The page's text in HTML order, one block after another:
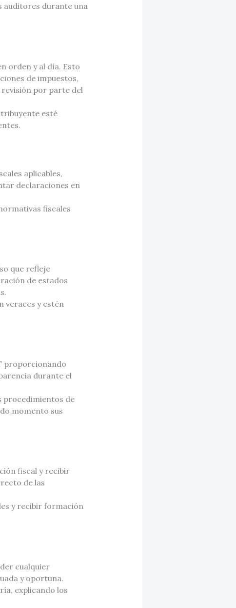
auditores durante una
orden y al día. Esto
de impuestos,
por parte del
esté
aplicables,
declaraciones en
fiscales
que refleje
de estados
veraces y estén
proporcionando
durante el
procedimientos de
momento sus
fiscal y recibir
de las
y recibir formación
cualquier
y oportuna.
explicando los